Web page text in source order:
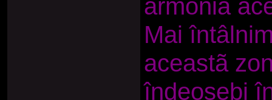
armonia
Mai
aceastã
îndeosebi